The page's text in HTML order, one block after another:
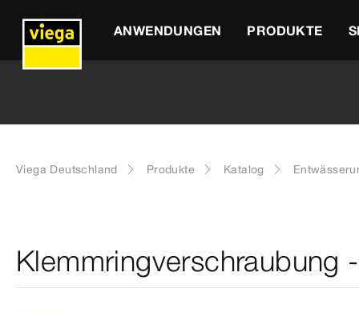
ANWENDUNGEN PRODUKTE
Viega Deutschland Produkte Katalog
Klemmringverschraubung